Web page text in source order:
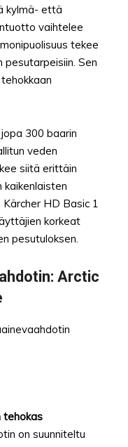
kylmä- että
vaihtelee
tekee
pesutarpeisiin. Sen
300 baarin
veden
siitä erittäin
HD Basic 1
korkeat
pesutuloksen.
: Arctic
tehokas
on suunniteltu